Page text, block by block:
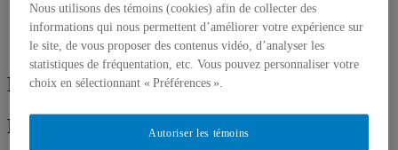
Liste des professeures et professeurs par départements et
écoles
Mettre à jour votre fiche
Philippa Bell
Philippa Bell
Nous utilisons des témoins (cookies) afin de collecter des
informations qui nous permettent d’améliorer votre expérience sur
le site, de vous proposer des contenus vidéo, d’analyser les
statistiques de fréquentation, etc. Vous pouvez personnaliser votre
choix en sélectionnant « Préférences ».
Autoriser les témoins